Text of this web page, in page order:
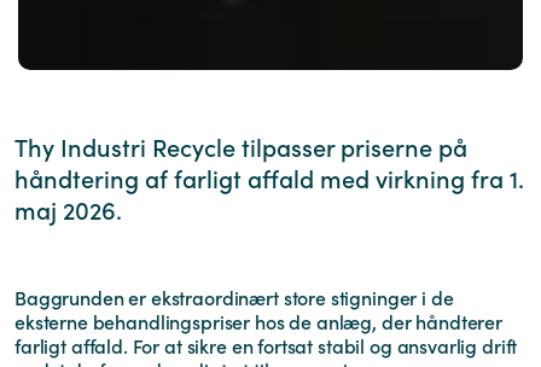
Thy Industri Recycle tilpasser priserne på
håndtering af farligt affald med virkning fra 1.
maj 2026.
Baggrunden er ekstraordinært store stigninger i de
eksterne behandlingspriser hos de anlæg, der håndterer
farligt affald. For at sikre en fortsat stabil og ansvarlig drift